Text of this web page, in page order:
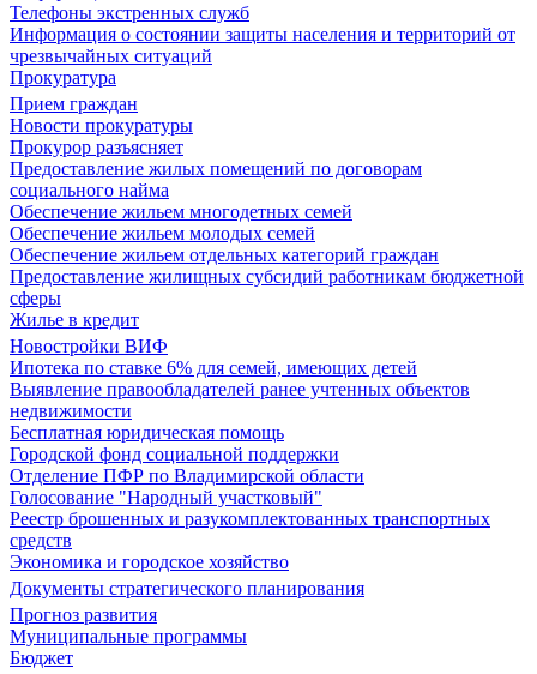
Телефоны экстренных служб
Информация о состоянии защиты населения и территорий от
чрезвычайных ситуаций
Прокуратура
Прием граждан
Новости прокуратуры
Прокурор разъясняет
Предоставление жилых помещений по договорам
социального найма
Обеспечение жильем многодетных семей
Обеспечение жильем молодых семей
Обеспечение жильем отдельных категорий граждан
Предоставление жилищных субсидий работникам бюджетной
сферы
Жилье в кредит
Новостройки ВИФ
Ипотека по ставке 6% для семей, имеющих детей
Выявление правообладателей ранее учтенных объектов
недвижимости
Бесплатная юридическая помощь
Городской фонд социальной поддержки
Отделение ПФР по Владимирской области
Голосование "Народный участковый"
Реестр брошенных и разукомплектованных транспортных
средств
Экономика и городское хозяйство
Документы стратегического планирования
Прогноз развития
Муниципальные программы
Бюджет